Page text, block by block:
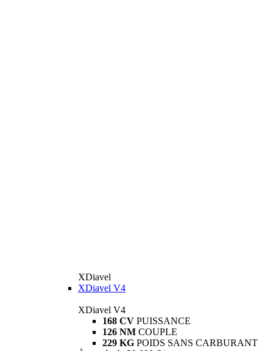
XDiavel
XDiavel V4
XDiavel V4
168 CV PUISSANCE
126 NM COUPLE
229 KG POIDS SANS CARBURANT